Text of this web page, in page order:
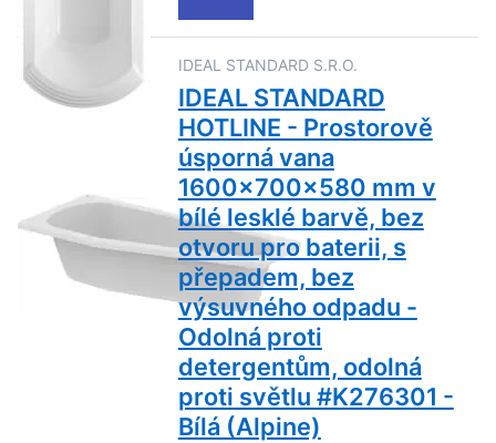
IDEAL STANDARD S.R.O.
IDEAL STANDARD
HOTLINE - Prostorově
úsporná vana
1600x700x580 mm v
bílé lesklé barvě, bez
otvoru pro baterii, s
přepadem, bez
výsuvného odpadu -
Odolná proti
detergentům, odolná
proti světlu #K276301 -
Bílá (Alpine)